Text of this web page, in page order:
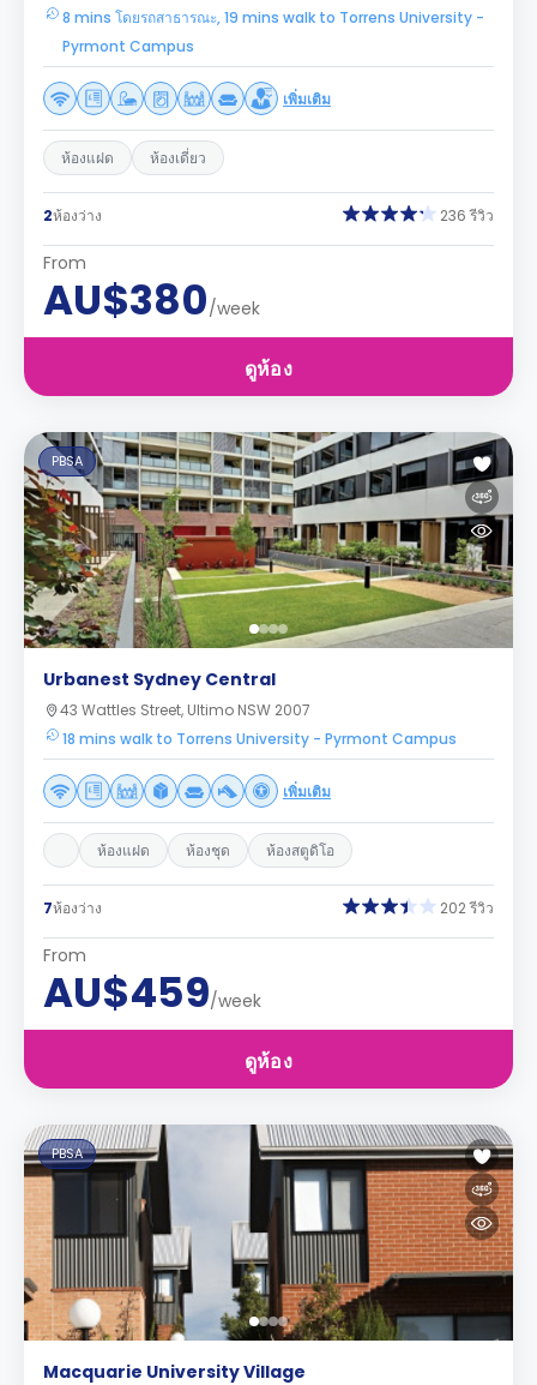
8 mins โดยรถสาธารณะ, 19 mins walk to Torrens University -
Pyrmont Campus
เพิ่มเติม
ห้องแฝด ห้องเดี่ยว
2ห้องว่าง 236 รีวิว
From
AU$380/week
ดูห้อง
PBSA
Urbanest Sydney Central
43 Wattles Street, Ultimo NSW 2007
18 mins walk to Torrens University - Pyrmont Campus
เพิ่มเติม
ห้องแฝด ห้องชุด ห้องสตูดิโอ
7ห้องว่าง 202 รีวิว
From
AU$459/week
ดูห้อง
PBSA
Macquarie University Village